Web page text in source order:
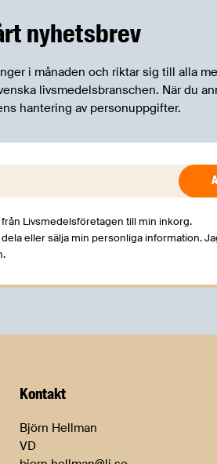
nyhetsbrev
i månaden och riktar sig till alla
livsmedelsbranschen. När du
hantering av personuppgifter.
Livsmedelsföretagen till min inkorg.
eller sälja min personliga information.
Kontakt
Björn Hellman
VD